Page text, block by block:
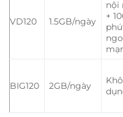
VD120 1.5GB/ngày
nội
+
BIG120 2GB/ngày